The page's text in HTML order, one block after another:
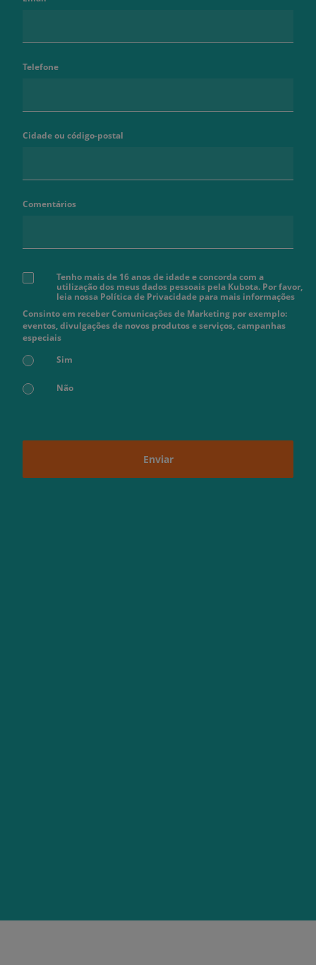
Telefone
Cidade ou código-postal
Comentários
Tenho mais de 16 anos de idade e concorda com a
utilização dos meus dados pessoais pela Kubota. Por favor,
leia nossa Política de Privacidade para mais informações
Consinto em receber Comunicações de Marketing por exemplo:
eventos, divulgações de novos produtos e serviços, campanhas
especiais
Sim
Não
Enviar